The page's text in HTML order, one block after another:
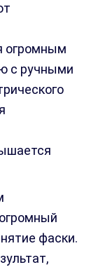
огромным
с ручными
фаски.